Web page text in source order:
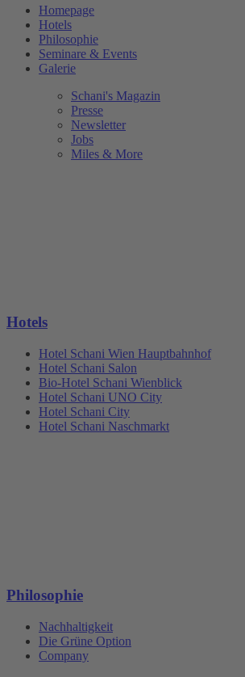
Homepage
Hotels
Philosophie
Seminare & Events
Galerie
Schani's Magazin
Presse
Newsletter
Jobs
Miles & More
Hotels
Hotel Schani Wien Hauptbahnhof
Hotel Schani Salon
Bio-Hotel Schani Wienblick
Hotel Schani UNO City
Hotel Schani City
Hotel Schani Naschmarkt
Philosophie
Nachhaltigkeit
Die Grüne Option
Company